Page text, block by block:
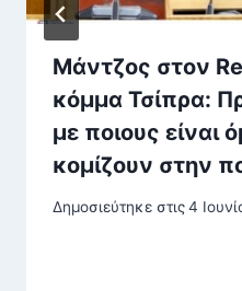
Μάντζος στον
κόμμα Τσίπρα:
με ποιους είναι
κομίζουν στην
Δημοσιεύτηκε στις4